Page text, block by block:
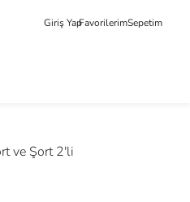
Giriş YapFavorilerimSepetim
ve Şort 2'li